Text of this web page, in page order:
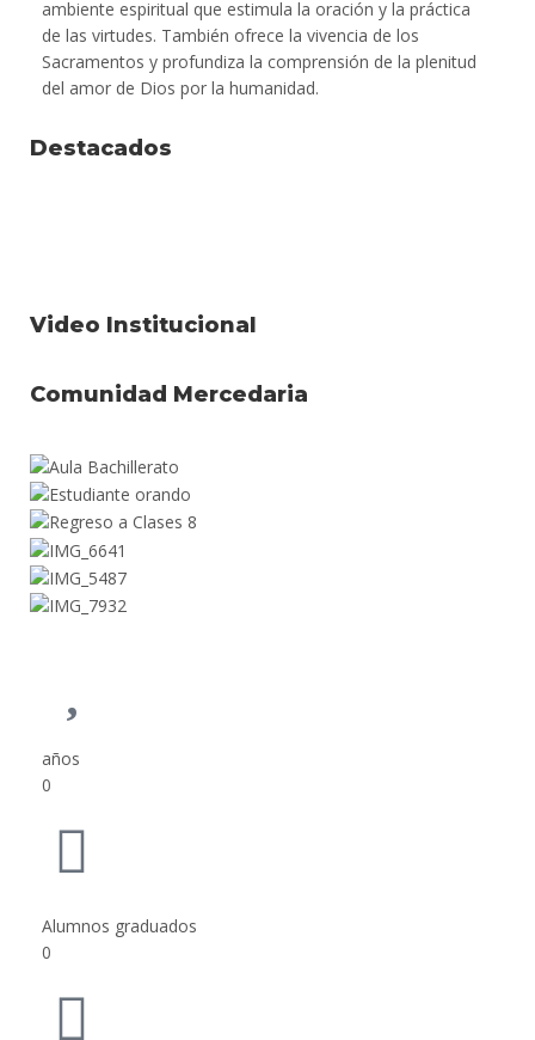
ambiente espiritual que estimula la oración y la práctica
de las virtudes. También ofrece la vivencia de los
Sacramentos y profundiza la comprensión de la plenitud
del amor de Dios por la humanidad.
Destacados
Video Institucional
Comunidad Mercedaria
años
0
Alumnos graduados
0